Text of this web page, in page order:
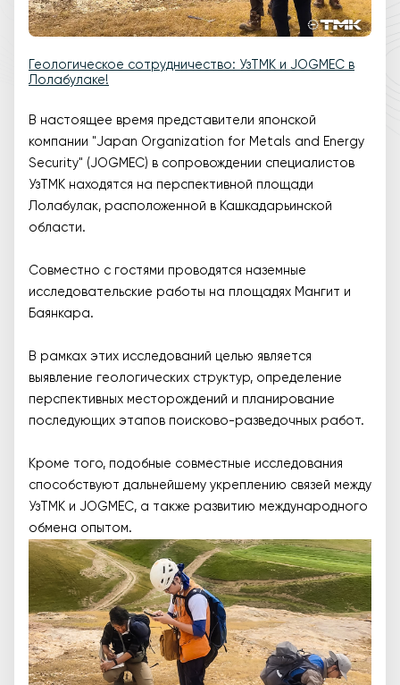
Геологическое сотрудничество: УзТМК и JOGMEC в
Лолабулаке!
В настоящее время представители японской
компании "Japan Organization for Metals and Energy
Security" (JOGMEC) в сопровождении специалистов
УзТМК находятся на перспективной площади
Лолабулак, расположенной в Кашкадарьинской
области.
Совместно с гостями проводятся наземные
исследовательские работы на площадях Мангит и
Баянкара.
В рамках этих исследований целью является
выявление геологических структур, определение
перспективных месторождений и планирование
последующих этапов поисково-разведочных работ.
Кроме того, подобные совместные исследования
способствуют дальнейшему укреплению связей между
УзТМК и JOGMEC, а также развитию международного
обмена опытом.